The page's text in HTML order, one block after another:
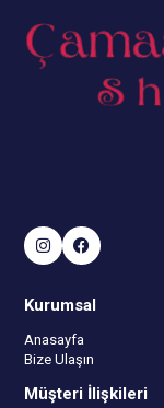
Kurumsal
Anasayfa
Bize Ulaşın
Müşteri İlişkileri